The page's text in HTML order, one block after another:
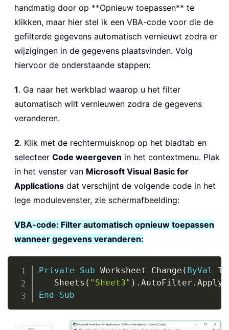
handmatig door op **Opnieuw toepassen** te
klikken, maar hier stel ik een VBA-code voor die de
gefilterde gegevens automatisch vernieuwt zodra er
wijzigingen in de gegevens plaatsvinden. Volg
hiervoor de onderstaande stappen:
1. Ga naar het werkblad waarop u het filter
automatisch wilt vernieuwen zodra de gegevens
veranderen.
2. Klik met de rechtermuisknop op het bladtab en
selecteer Code weergeven in het contextmenu. Plak
in het venster van Microsoft Visual Basic for
Applications dat verschijnt de volgende code in het
lege modulevenster, zie schermafbeelding:
VBA-code: Filter automatisch opnieuw toepassen
wanneer gegevens veranderen:
Private Sub Worksheet_Change ( ByVal
   Sheets
( "Sheet3" ) . AutoFilter .
End
Sub
Copy